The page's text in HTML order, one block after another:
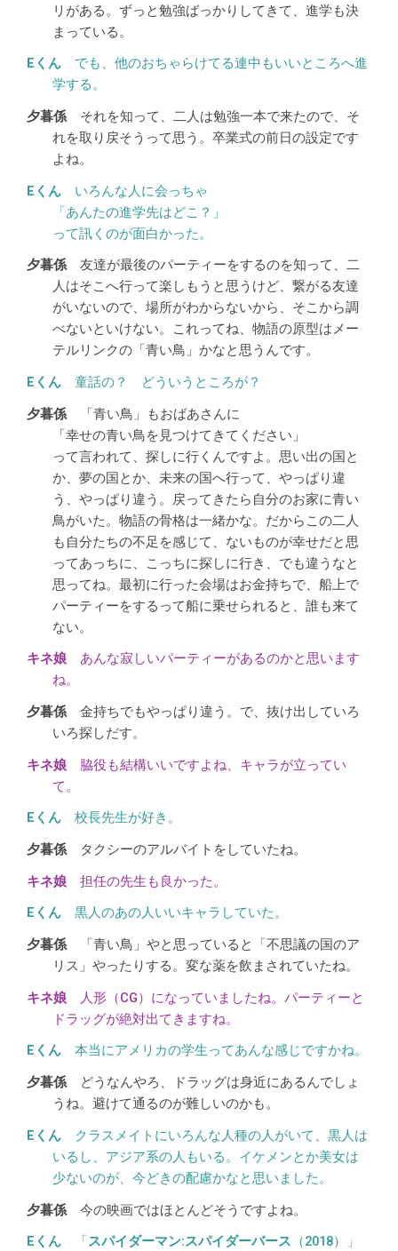
リがある。ずっと勉強ばっかりしてきて、進学も決
まっている。
でも、他のおちゃらけてる連中もいいところへ進
学する。
それを知って、二人は勉強一本で来たので、そ
れを取り戻そうって思う。卒業式の前日の設定です
よね。
いろんな人に会っちゃ
「あんたの進学先はどこ？」
って訊くのが面白かった。
友達が最後のパーティーをするのを知って、二
人はそこへ行って楽しもうと思うけど、繋がる友達
がいないので、場所がわからないから、そこから調
べないといけない。これってね、物語の原型はメー
テルリンクの「青い鳥」かなと思うんです。
童話の？ どういうところが？
「青い鳥」もおばあさんに
「幸せの青い鳥を見つけてきてください」
って言われて、探しに行くんですよ。思い出の国と
か、夢の国とか、未来の国へ行って、やっぱり違
う、やっぱり違う。戻ってきたら自分のお家に青い
鳥がいた。物語の骨格は一緒かな。だからこの二人
も自分たちの不足を感じて、ないものが幸せだと思
ってあっちに、こっちに探しに行き、でも違うなと
思ってね。最初に行った会場はお金持ちで、船上で
パーティーをするって船に乗せられると、誰も来て
ない。
あんな寂しいパーティーがあるのかと思います
ね。
金持ちでもやっぱり違う。で、抜け出していろ
いろ探しだす。
脇役も結構いいですよね、キャラが立ってい
て。
校長先生が好き。
タクシーのアルバイトをしていたね。
担任の先生も良かった。
黒人のあの人いいキャラしていた。
「青い鳥」やと思っていると「不思議の国のア
リス」やったりする。変な薬を飲まされていたね。
人形（CG）になっていましたね。パーティーと
ドラッグが絶対出てきますね。
本当にアメリカの学生ってあんな感じですかね。
どうなんやろ、ドラッグは身近にあるんでしょ
うね。避けて通るのが難しいのかも。
クラスメイトにいろんな人種の人がいて、黒人は
いるし、アジア系の人もいる。イケメンとか美女は
少ないのが、今どきの配慮かなと思いました。
今の映画ではほとんどそうですよね。
「スパイダーマン:スパイダーバース （2018）」